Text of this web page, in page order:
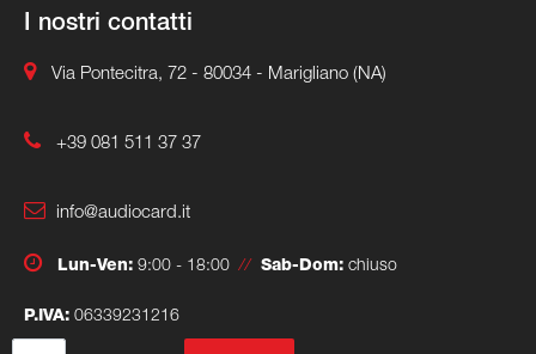
I nostri contatti
Via Pontecitra, 72 - 80034 - Marigliano (NA)
+39 081 511 37 37
info@audiocard.it
Lun-Ven: 9:00 - 18:00// Sab-Dom: chiuso
P.IVA: 06339231216